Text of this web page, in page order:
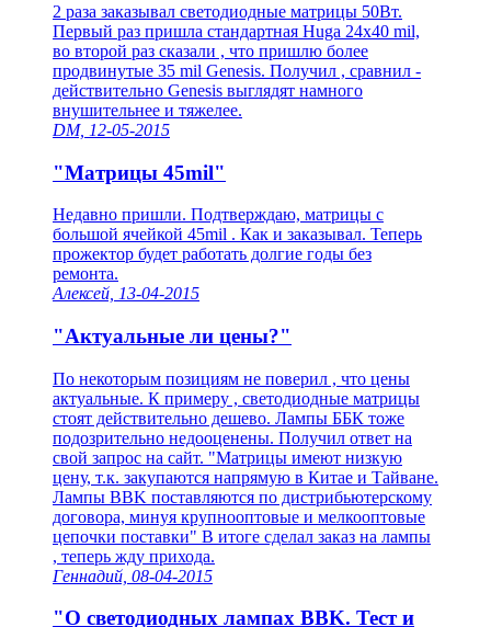
2 раза заказывал светодиодные матрицы 50Вт.
Первый раз пришла стандартная Huga 24х40 mil,
во второй раз сказали , что пришлю более
продвинутые 35 mil Genesis. Получил , сравнил -
действительно Genesis выглядят намного
внушительнее и тяжелее.
DM, 12-05-2015
"Матрицы 45mil"
Недавно пришли. Подтверждаю, матрицы с
большой ячейкой 45mil . Как и заказывал. Теперь
прожектор будет работать долгие годы без
ремонта.
Алексей, 13-04-2015
"Актуальные ли цены?"
По некоторым позициям не поверил , что цены
актуальные. К примеру , светодиодные матрицы
стоят действительно дешево. Лампы ББК тоже
подозрительно недооценены. Получил ответ на
свой запрос на сайт. "Матрицы имеют низкую
цену, т.к. закупаются напрямую в Китае и Тайване.
Лампы BBK поставляются по дистрибьютерскому
договора, минуя крупнооптовые и мелкооптовые
цепочки поставки" В итоге сделал заказ на лампы
, теперь жду прихода.
Геннадий, 08-04-2015
"О светодиодных лампах BBK. Тест и